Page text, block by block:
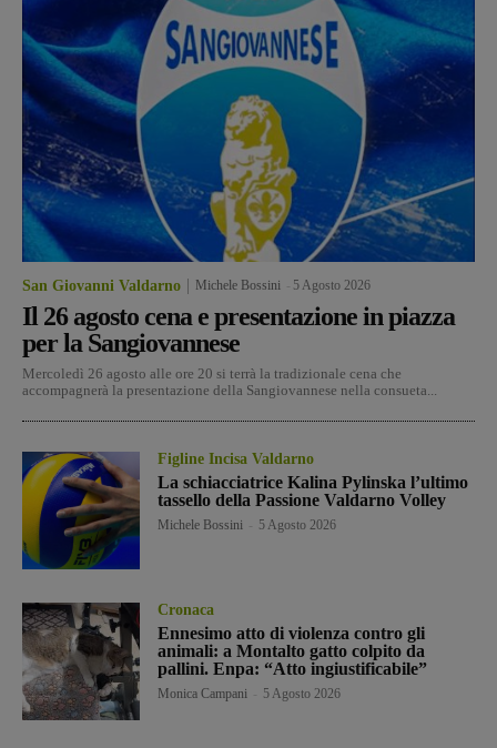
San Giovanni Valdarno Michele Bossini 5 Agosto 2026
Il 26 agosto cena e presentazione in piazza
per la Sangiovannese
Mercoledì 26 agosto alle ore 20 si terrà la tradizionale cena che
accompagnerà la presentazione della Sangiovannese nella consueta...
Figline Incisa Valdarno
La schiacciatrice Kalina Pylinska l’ultimo
tassello della Passione Valdarno Volley
Michele Bossini 5 Agosto 2026
Cronaca
Ennesimo atto di violenza contro gli
animali: a Montalto gatto colpito da
pallini. Enpa: “Atto ingiustificabile”
Monica Campani 5 Agosto 2026